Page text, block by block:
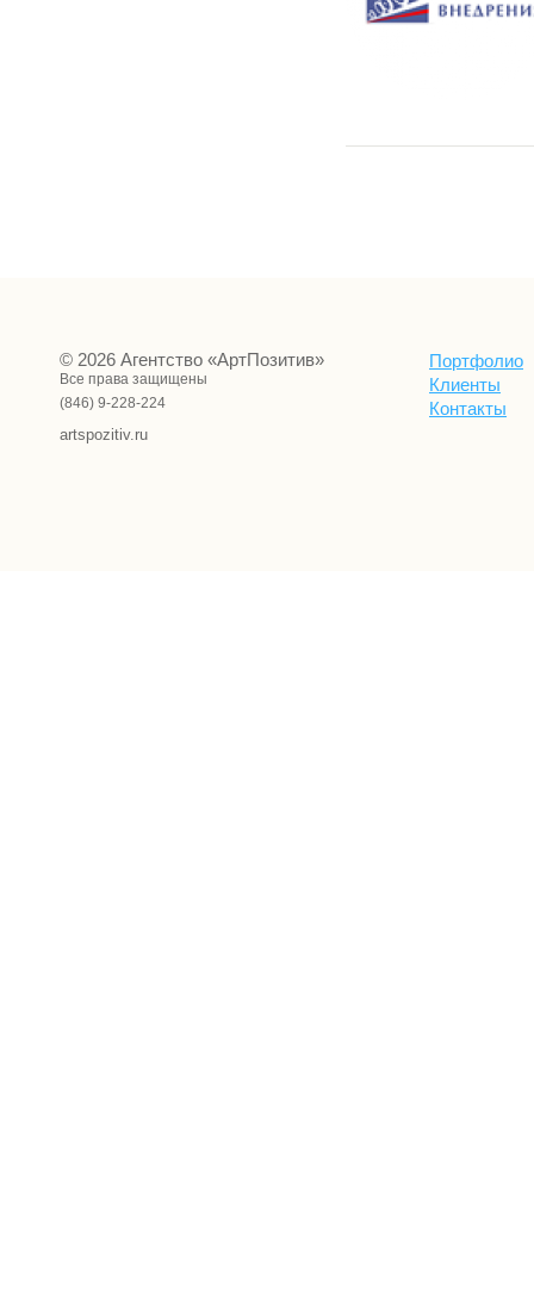
© 2026 Агентство «АртПозитив»
Все права защищены
(846) 9-228-224
artspozitiv.ru
Портфолио
Клиенты
Контакты